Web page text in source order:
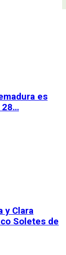
es
28…
y Clara
Soletes de